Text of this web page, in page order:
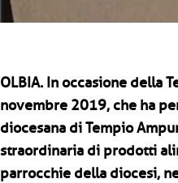
OLBIA. In occasione della
novembre 2019, che ha
diocesana di Tempio
straordinaria di prodotti
parrocchie della diocesi,